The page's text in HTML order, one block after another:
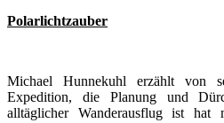
Polarlichtzauber
Michael Hunnekuhl erzählt von
Expedition, die Planung und
alltäglicher Wanderausflug ist